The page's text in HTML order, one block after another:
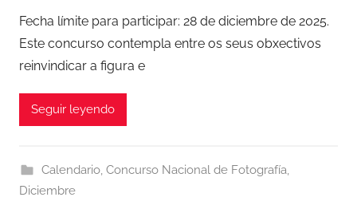
Fecha límite para participar: 28 de diciembre de 2025.
Este concurso contempla entre os seus obxectivos
reinvindicar a figura e
Seguir leyendo
Calendario, Concurso Nacional de Fotografía,
Diciembre